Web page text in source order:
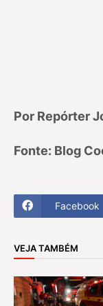
Por Repórter
Fonte: Blog
Facebook
VEJA TAMBÉM